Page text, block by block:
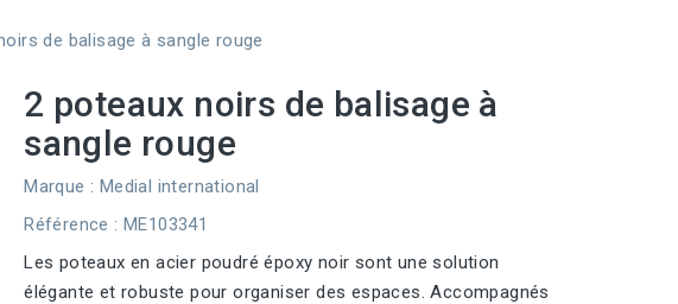
de balisage à sangle rouge
2 poteaux noirs de balisage à
sangle rouge
Marque : Medial international
Référence : ME103341
Les poteaux en acier poudré époxy noir sont une solution
élégante et robuste pour organiser des espaces. Accompagnés